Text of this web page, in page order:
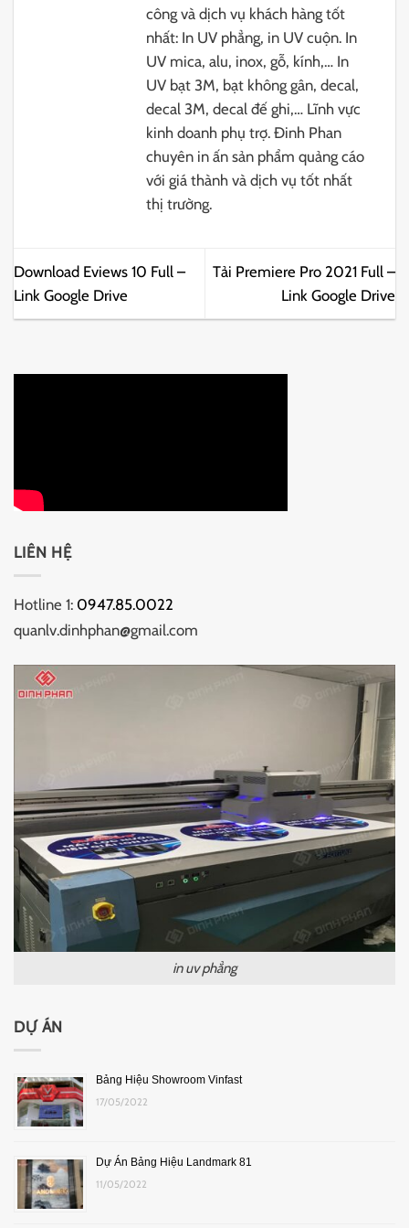
công và dịch vụ khách hàng tốt
nhất: In UV phẳng, in UV cuộn. In
UV mica, alu, inox, gỗ, kính,… In
UV bạt 3M, bạt không gân, decal,
decal 3M, decal đế ghi,… Lĩnh vực
kinh doanh phụ trợ. Đinh Phan
chuyên in ấn sản phẩm quảng cáo
với giá thành và dịch vụ tốt nhất
thị trường.
Download Eviews 10 Full –
Link Google Drive
Tải Premiere Pro 2021 Full –
Link Google Drive
LIÊN HỆ
Hotline 1: 0947.85.0022
quanlv.dinhphan@gmail.com
in uv phẳng
DỰ ÁN
Bảng Hiệu Showroom Vinfast
17/05/2022
Dự Án Bảng Hiệu Landmark 81
11/05/2022